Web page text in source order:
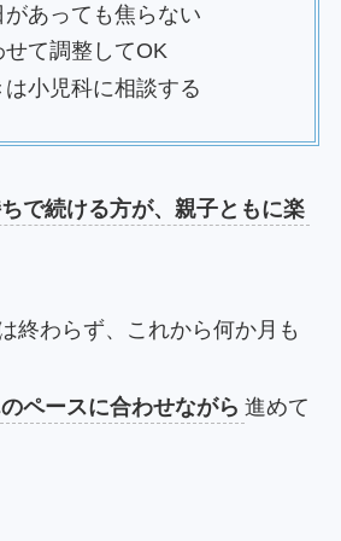
あっても焦らない
て調整してOK
小児科に相談する
で続ける方が、親子ともに楽
終わらず、これから何か月も
ペースに合わせながら 進めて